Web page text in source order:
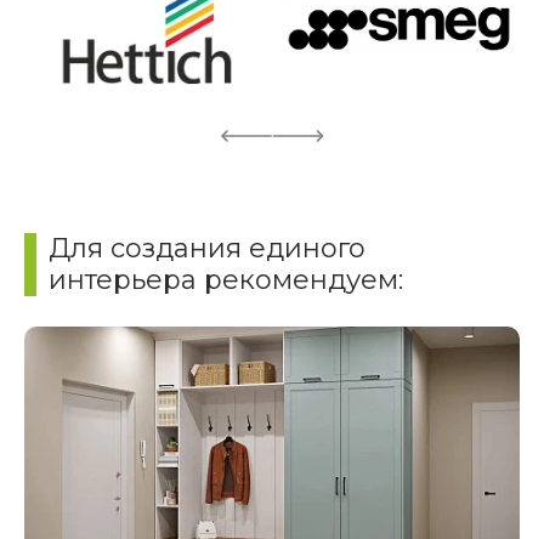
Для создания единого
интерьера рекомендуем: